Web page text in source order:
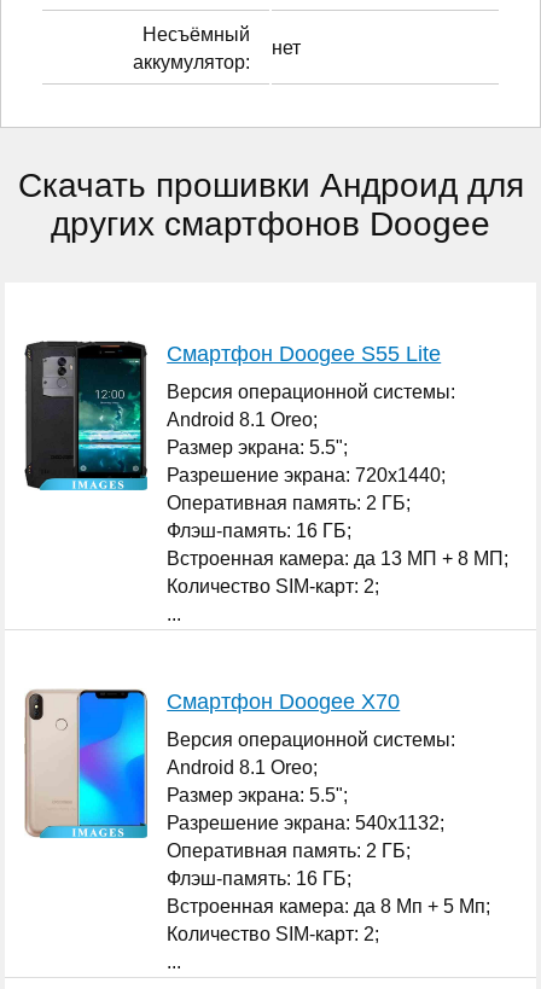
Несъёмный
аккумулятор:
нет
Скачать прошивки Андроид для
других смартфонов Doogee
Смартфон Doogee S55 Lite
Версия операционной системы:
Android 8.1 Oreo;
Размер экрана: 5.5";
Разрешение экрана: 720x1440;
Оперативная память: 2 ГБ;
Флэш-память: 16 ГБ;
Встроенная камера: да 13 МП + 8 МП;
Количество SIM-карт: 2;
...
Смартфон Doogee X70
Версия операционной системы:
Android 8.1 Oreo;
Размер экрана: 5.5";
Разрешение экрана: 540x1132;
Оперативная память: 2 ГБ;
Флэш-память: 16 ГБ;
Встроенная камера: да 8 Мп + 5 Мп;
Количество SIM-карт: 2;
...